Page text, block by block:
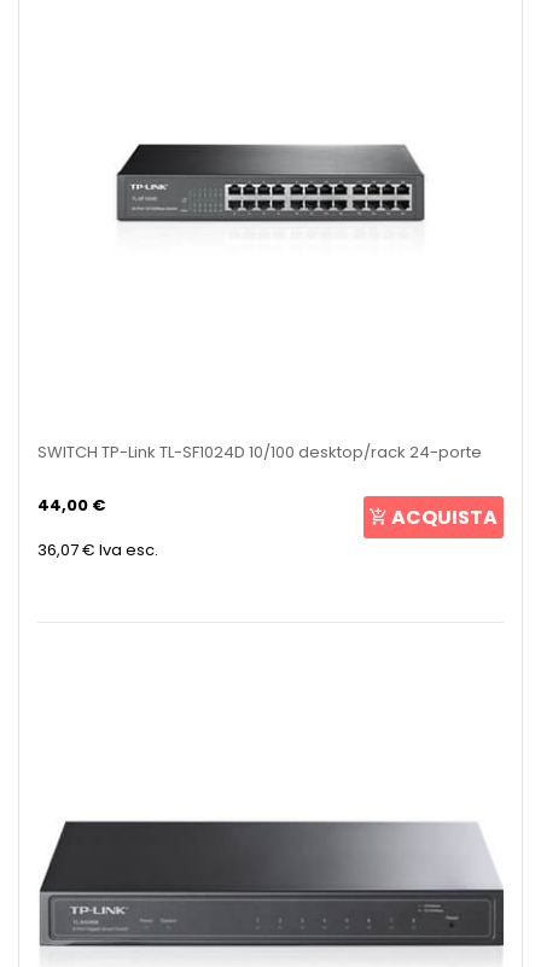
SWITCH TP-Link TL-SF1024D 10/100 desktop/rack 24-porte
44,00 €
36,07 € Iva esc.
ACQUISTA